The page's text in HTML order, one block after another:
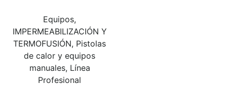
Equipos,
IMPERMEABILIZACIÓN Y
TERMOFUSIÓN, Pistolas
de calor y equipos
manuales, Línea
Profesional